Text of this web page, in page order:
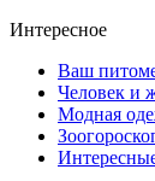
Интересное
Ваш
Человек и
Модная